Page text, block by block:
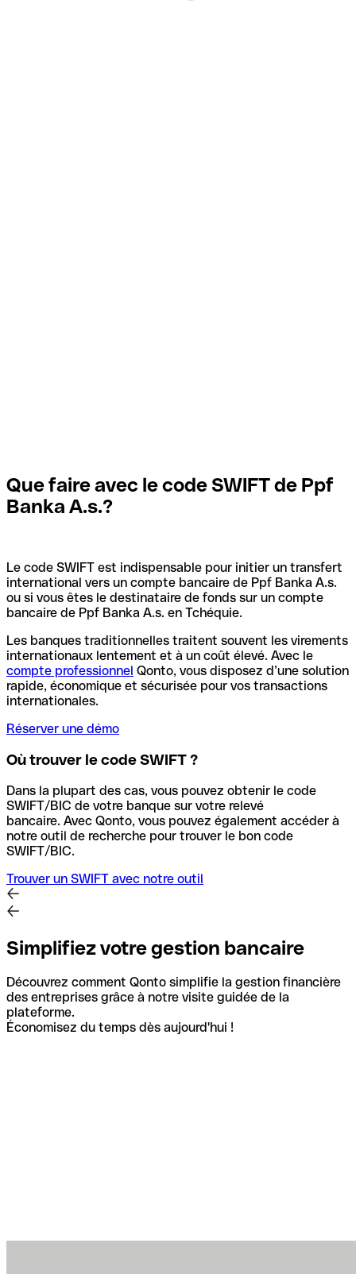
Que faire avec le code SWIFT de Ppf
Banka A.s.?
Le code SWIFT est indispensable pour initier un transfert
international vers un compte bancaire de Ppf Banka A.s.
ou si vous êtes le destinataire de fonds sur un compte
bancaire de Ppf Banka A.s. en Tchéquie.
Les banques traditionnelles traitent souvent les virements
internationaux lentement et à un coût élevé. Avec le
compte professionnel Qonto, vous disposez d’une solution
rapide, économique et sécurisée pour vos transactions
internationales.
Réserver une démo
Où trouver le code SWIFT ?
Dans la plupart des cas, vous pouvez obtenir le code
SWIFT/BIC de votre banque sur votre relevé
bancaire. Avec Qonto, vous pouvez également accéder à
notre outil de recherche pour trouver le bon code
SWIFT/BIC.
Trouver un SWIFT avec notre outil
Simplifiez votre gestion bancaire
Découvrez comment Qonto simplifie la gestion financière
des entreprises grâce à notre visite guidée de la
plateforme.
Économisez du temps dès aujourd'hui !